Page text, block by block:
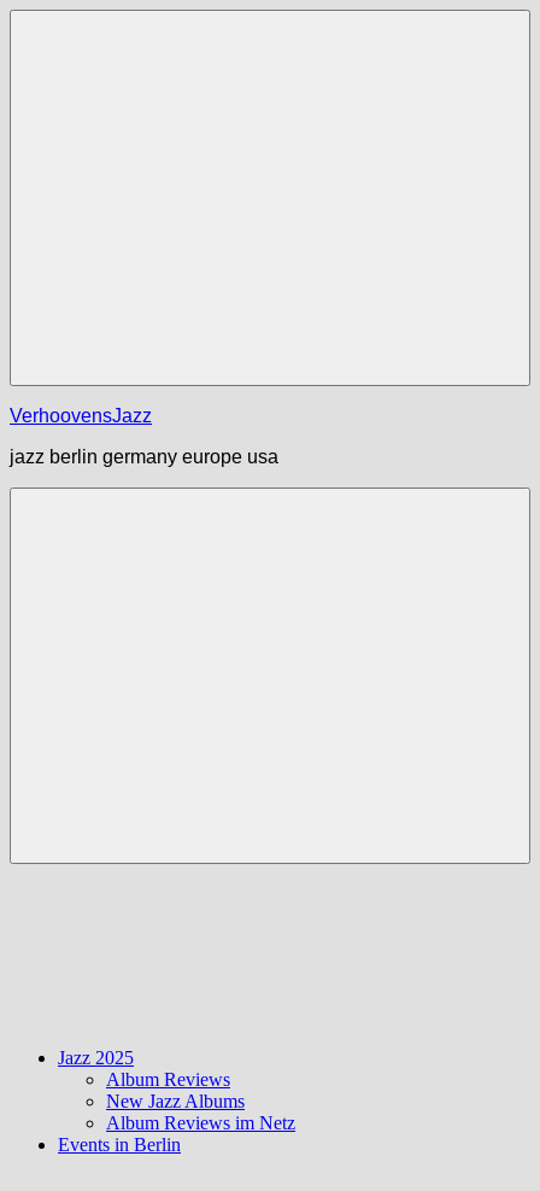
Zum
VerhoovensJazz
jazz berlin germany europe usa
Jazz 2025
Album Reviews
New Jazz Albums
Album Reviews im Netz
Events in Berlin